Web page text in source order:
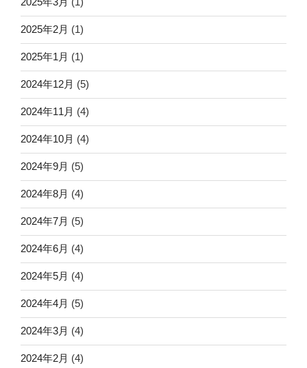
2025年2月 (1)
2025年1月 (1)
2024年12月 (5)
2024年11月 (4)
2024年10月 (4)
2024年9月 (5)
2024年8月 (4)
2024年7月 (5)
2024年6月 (4)
2024年5月 (4)
2024年4月 (5)
2024年3月 (4)
2024年2月 (4)